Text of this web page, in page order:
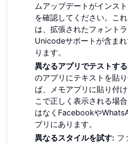
ムアップデートがインス
を確認してください。こ
は、拡張されたフォント
Unicodeサポートが含ま
ります。
異なるアプリでテストす
のアプリにテキストを貼
ば、メモアプリに貼り付
こで正しく表示される場
はなくFacebookや
プリにあります。
異なるスタイルを試す: フ